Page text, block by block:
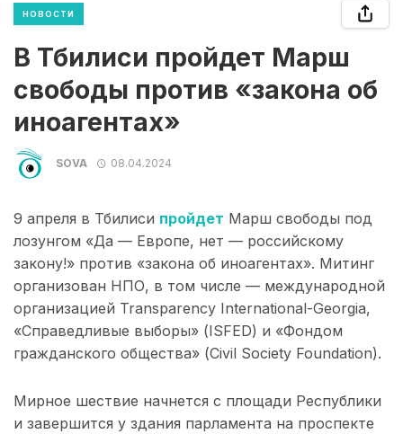
НОВОСТИ
В Тбилиси пройдет Марш
свободы против «закона об
иноагентах»
SOVA 08.04.2024
9 апреля в Тбилиси пройдет Марш свободы под
лозунгом «Да — Европе, нет — российскому
закону!» против «закона об иноагентах». Митинг
организован НПО, в том числе — международной
организацией Transparency International-Georgia,
«Справедливые выборы» (ISFED) и «Фондом
гражданского общества» (Civil Society Foundation).
Мирное шествие начнется с площади Республики
и завершится у здания парламента на проспекте